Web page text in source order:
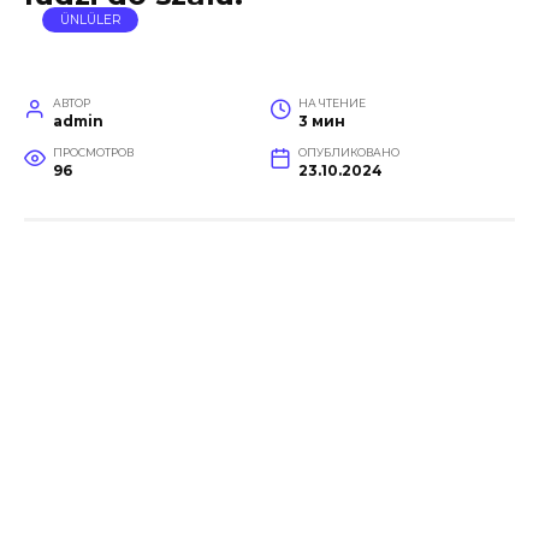
ÜNLÜLER
АВТОР
admin
НА ЧТЕНИЕ
3 мин
ПРОСМОТРОВ
96
ОПУБЛИКОВАНО
23.10.2024